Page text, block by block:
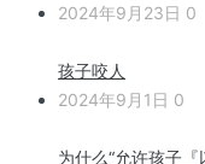
2024年9月23日 0
孩子咬人
2024年9月1日 0
为什么“允许孩子